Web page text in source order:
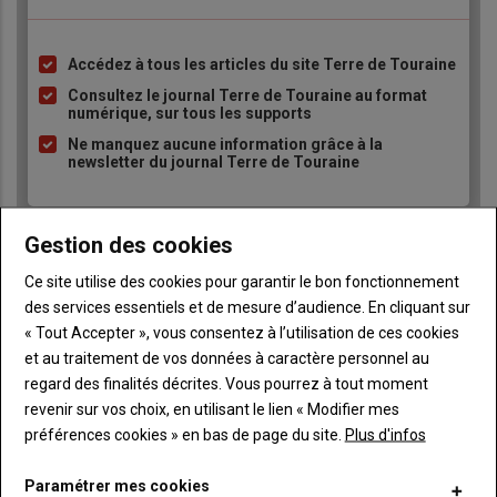
Liste
à
puce
Accédez à tous les articles du site Terre de Touraine
Consultez le journal Terre de Touraine au format
numérique, sur tous les supports
Ne manquez aucune information grâce à la
newsletter du journal Terre de Touraine
Sous-
titre
Vous êtes abonné(e)
TITRE IDENTIFIEZ-VOUS
Body
Connectez-vous à votre compte pour profiter
de votre abonnement
Lien
Créer un nouveau compte
Gestion des cookies
Ce site utilise des cookies pour garantir le bon fonctionnement
des services essentiels et de mesure d’audience. En cliquant sur
« Tout Accepter », vous consentez à l’utilisation de ces cookies
et au traitement de vos données à caractère personnel au
regard des finalités décrites. Vous pourrez à tout moment
revenir sur vos choix, en utilisant le lien « Modifier mes
préférences cookies » en bas de page du site. Plus d'infos
Paramétrer mes cookies